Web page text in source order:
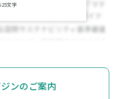
文字
ンのご案内